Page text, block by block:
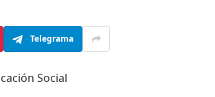
Telegrama
Social